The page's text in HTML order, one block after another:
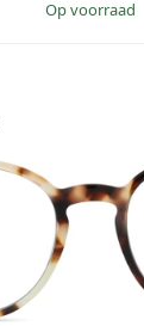
op voorraad